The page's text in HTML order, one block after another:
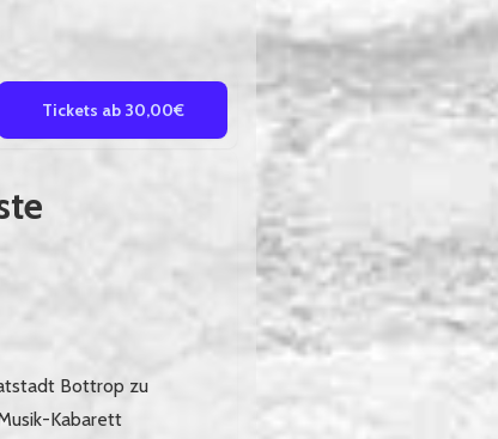
Tickets ab 30,00€
Bottrop zu
Kabarett